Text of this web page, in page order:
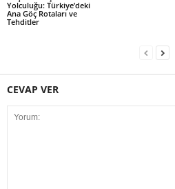
Yolculuğu: Türkiye’deki
Ana Göç Rotaları ve
Tehditler
CEVAP VER